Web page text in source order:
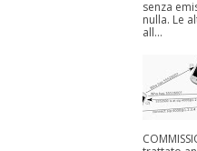
senza
nulla. Le
all...